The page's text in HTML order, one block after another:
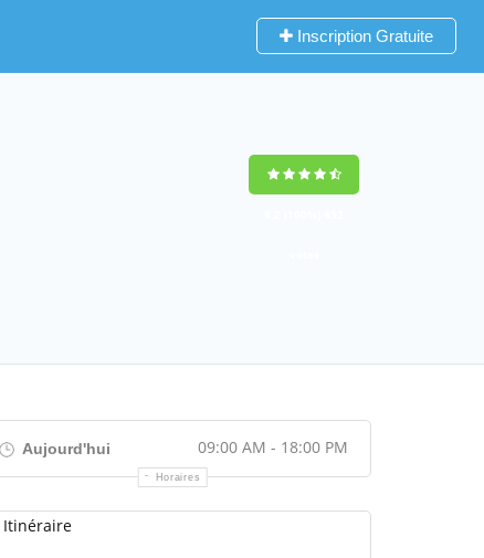
Inscription Gratuite
Aujourd'hui 09:00 AM - 18:00 PM
Horaires
Itinéraire